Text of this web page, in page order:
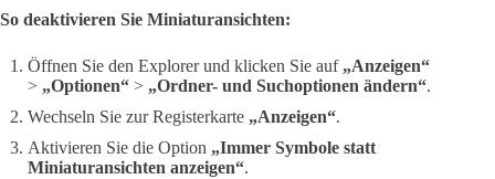
So deaktivieren Sie Miniaturansichten:
Öffnen Sie den Explorer und klicken Sie auf „Anzeigen“
> „Optionen“ > „Ordner- und Suchoptionen ändern“.
Wechseln Sie zur Registerkarte „Anzeigen“.
Aktivieren Sie die Option „Immer Symbole statt
Miniaturansichten anzeigen“.